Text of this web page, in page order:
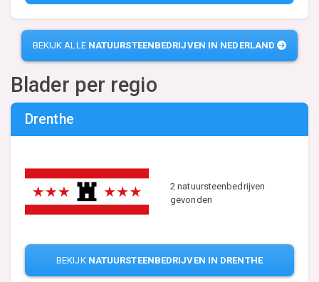
BEKIJK ALLE NATUURSTEENBEDRIJVEN IN NEDERLAND
Blader per regio
Drenthe
2 natuursteenbedrijven
gevonden
BEKIJK NATUURSTEENBEDRIJVEN IN DRENTHE